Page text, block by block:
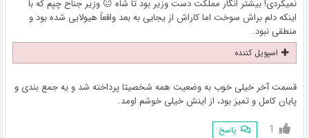
نمیکردی! بیشتر انگار مملکت دست وزیر بود تا شاه 😐 وزیر جناح چپم که با
اینکه دلم براش سوخت اما کاراش از یجایی به بعد واقعاً هیولایی شده بود و
منطقی نبود.
اسپویل کننده
قسمت آخر خیلی خوب به وضعیت همه شخصیتا پرداخته شد و یه جمع بندی و
پایان کامل و تمیز بود، از اینش خیلی خوشم اومد.
1 پاسخ